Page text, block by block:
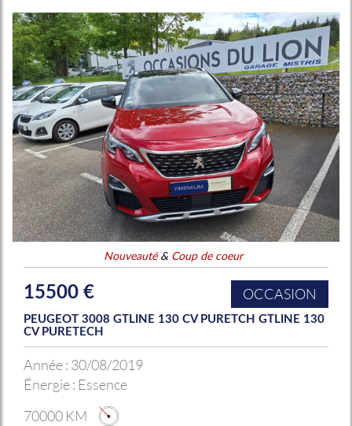
Nouveauté& Coup de coeur
15500 € OCCASION
PEUGEOT 3008 GTLINE 130 CV PURETCH GTLINE 130
CV PURETECH
Année : 30/08/2019
Énergie : Essence
70000 KM